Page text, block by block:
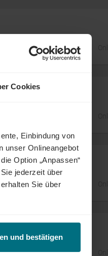
Cookies
Einbindung von
unser Onlineangebot
Option „Anpassen“
jederzeit über
Sie über
und bestätigen